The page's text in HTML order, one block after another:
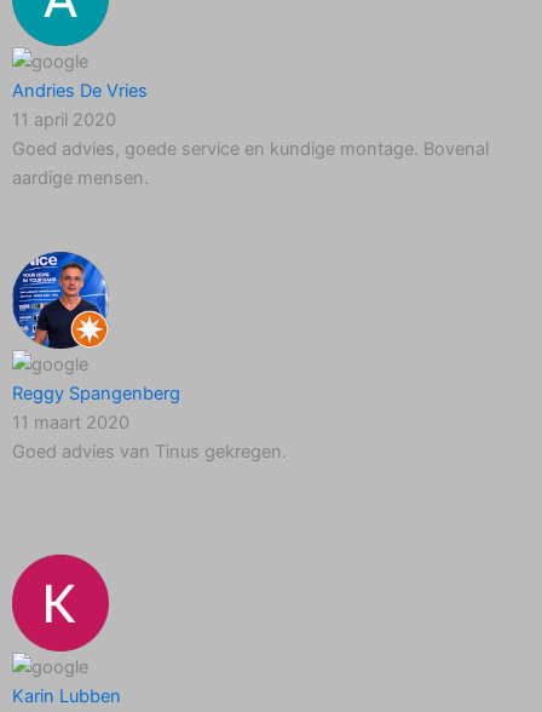
Andries De Vries
11 april 2020
Goed advies, goede service en kundige montage. Bovenal
aardige mensen.
Reggy Spangenberg
11 maart 2020
Goed advies van Tinus gekregen.
Karin Lubben